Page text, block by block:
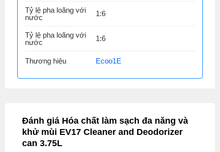
Tỷ lệ pha loãng với
nước
1:6
Tỷ lệ pha loãng với
nước
1:6
Thương hiệu Ecoo1E
Đánh giá Hóa chất làm sạch đa năng và
khử mùi EV17 Cleaner and Deodorizer
can 3.75L